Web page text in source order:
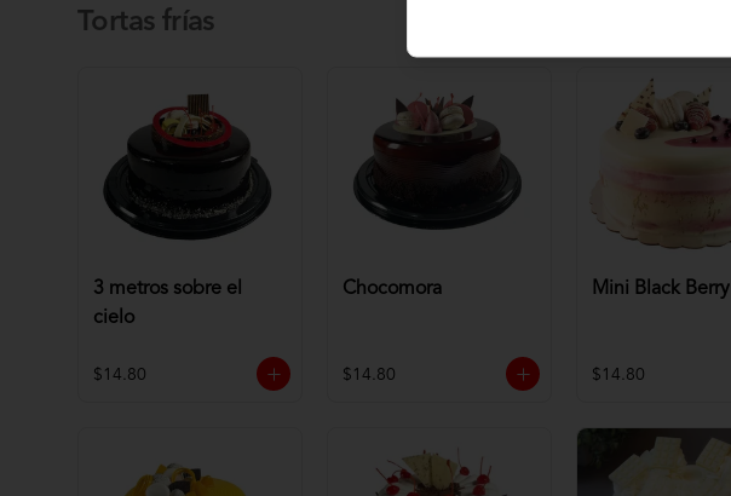
Tortas frías
3 metros sobre el
cielo
$14.80
Chocomora
$14.80
Mini Black Berry
$14.80